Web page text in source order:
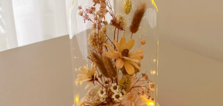
繼續購物